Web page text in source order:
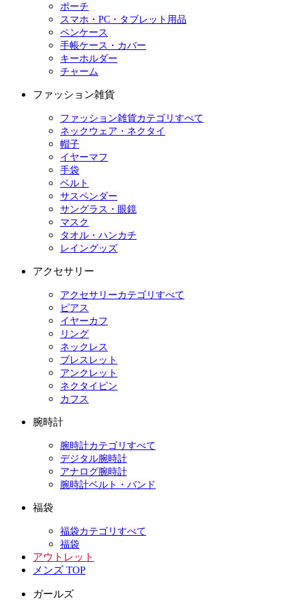
ポーチ
スマホ・PC・タブレット用品
ペンケース
手帳ケース・カバー
キーホルダー
チャーム
ファッション雑貨
ファッション雑貨カテゴリすべて
ネックウェア・ネクタイ
帽子
イヤーマフ
手袋
ベルト
サスペンダー
サングラス・眼鏡
マスク
タオル・ハンカチ
レイングッズ
アクセサリー
アクセサリーカテゴリすべて
ピアス
イヤーカフ
リング
ネックレス
ブレスレット
アンクレット
ネクタイピン
カフス
腕時計
腕時計カテゴリすべて
デジタル腕時計
アナログ腕時計
腕時計ベルト・バンド
福袋
福袋カテゴリすべて
福袋
アウトレット
メンズ TOP
ガールズ